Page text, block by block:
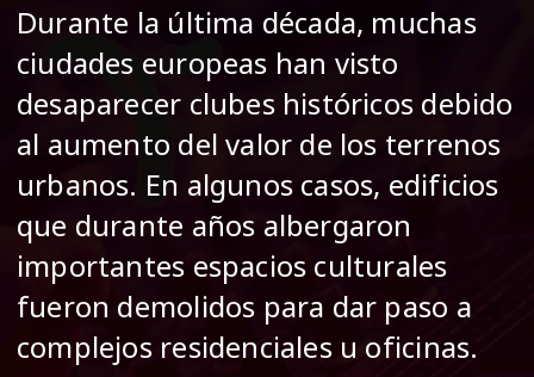
Durante la última década, muchas
ciudades europeas han visto
desaparecer clubes históricos debido
al aumento del valor de los terrenos
urbanos. En algunos casos, edificios
que durante años albergaron
importantes espacios culturales
fueron demolidos para dar paso a
complejos residenciales u oficinas.